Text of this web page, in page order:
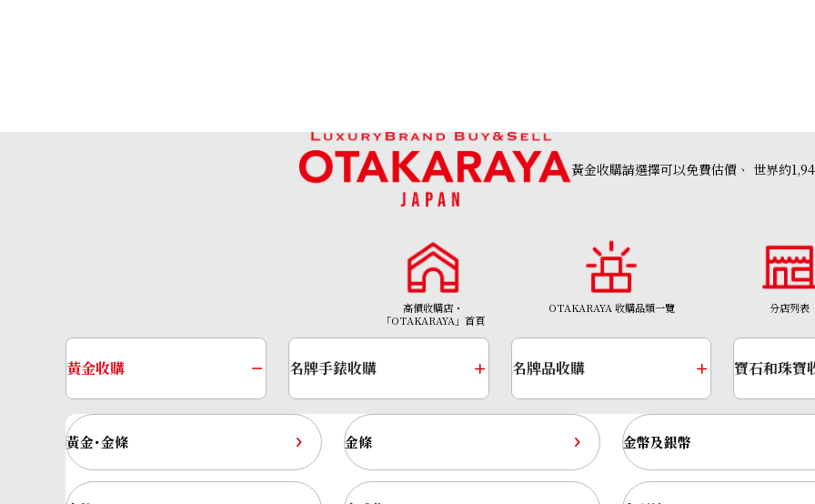
黃金收購請選擇可以免費估價、 世界約
高價收購店・
「OTAKARAYA」首頁
OTAKARAYA 收購品類一覽 分店列表
黃金收購
黃金･金條 金條 金幣及銀幣
名牌手錶收購 名牌品收購 寶石和珠寶